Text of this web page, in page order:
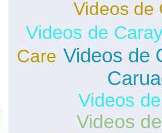
Videos de
Videos de
Care Videos de
Videos
Videos